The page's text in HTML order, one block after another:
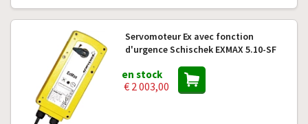
Servomoteur Ex avec fonction
d'urgence Schischek EXMAX 5.10-SF
en stock
€ 2 003,00